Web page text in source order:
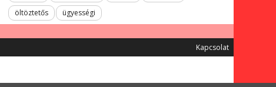
öltöztetős
ügyességi
Kapcsolat